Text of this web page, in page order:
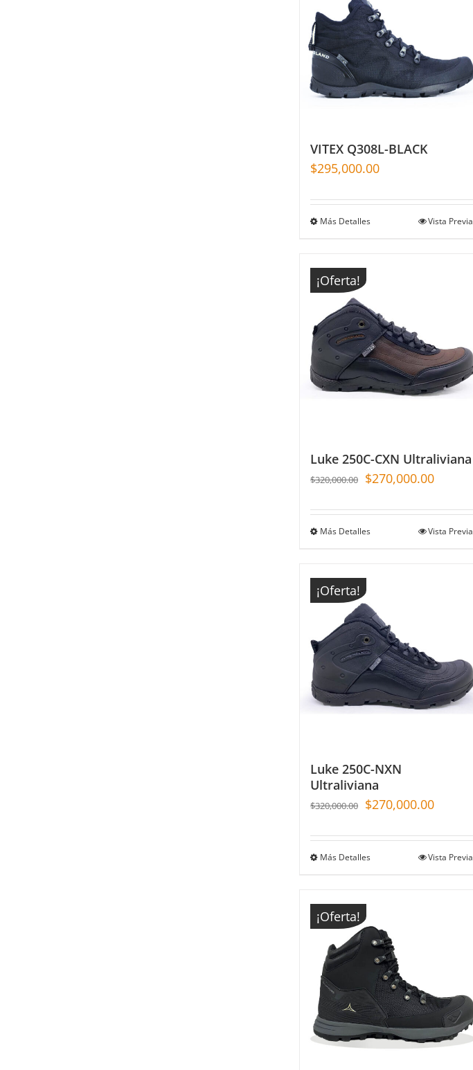
VITEX Q308L-BLACK
$295,000.00
Más Detalles Vista Previa
¡Oferta!
Luke 250C-CXN Ultraliviana
$320,000.00 $270,000.00
Más Detalles Vista Previa
¡Oferta!
Luke 250C-NXN
Ultraliviana
$320,000.00 $270,000.00
Más Detalles Vista Previa
¡Oferta!